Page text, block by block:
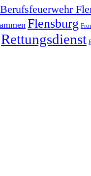
Berufsfeuerwehr
Flensburg
Rettungsdienst